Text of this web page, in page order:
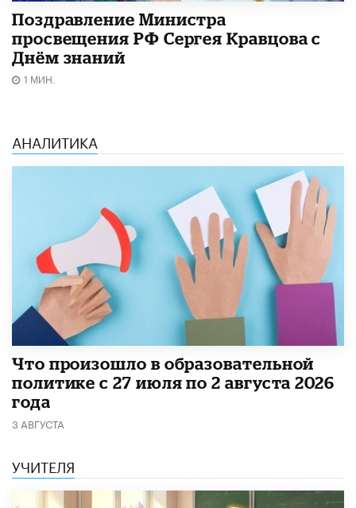
Поздравление Министра
просвещения РФ Сергея Кравцова с
Днём знаний
1 МИН.
АНАЛИТИКА
​Что произошло в образовательной
политике с 27 июля по 2 августа 2026
года
3 АВГУСТА
УЧИТЕЛЯ